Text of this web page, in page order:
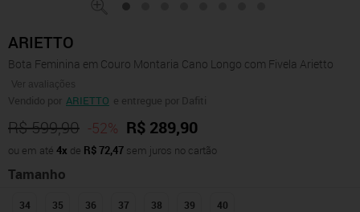
ARIETTO
Bota Feminina em Couro Montaria Cano Longo com Fivela Arietto
Ver avaliações
Vendido por ARIETTO e entregue por Dafiti
R$ 599,90 -52% R$ 289,90
ou em até 4x de R$ 72,47 sem juros no cartão
Tamanho
34 35 36 37 38 39 40